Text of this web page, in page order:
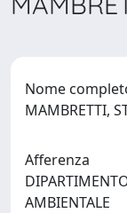
Nome
MAMBRETTI,
Afferenza
AMBIENTALE